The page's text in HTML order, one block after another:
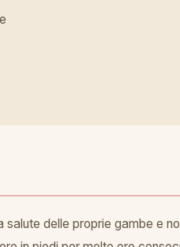
delle proprie gambe e